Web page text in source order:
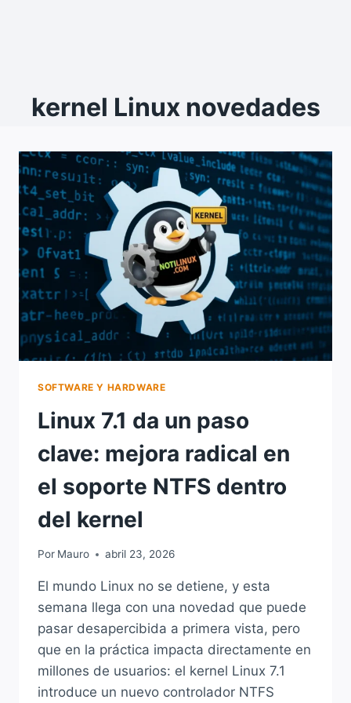
kernel Linux novedades
SOFTWARE Y HARDWARE
Linux 7.1 da un paso
clave: mejora radical en
el soporte NTFS dentro
del kernel
Por Mauro abril 23, 2026
El mundo Linux no se detiene, y esta
semana llega con una novedad que puede
pasar desapercibida a primera vista, pero
que en la práctica impacta directamente en
millones de usuarios: el kernel Linux 7.1
introduce un nuevo controlador NTFS